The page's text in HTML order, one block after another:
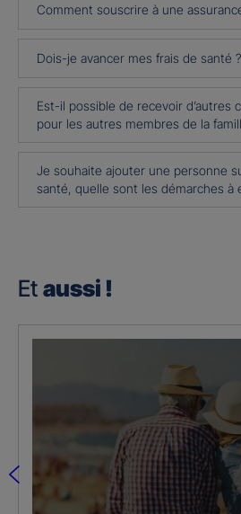
Comment souscrire à une
Dois-je avancer mes frais de santé ?
Est-il possible de recevoir d’autres
pour les autres membres de la
Je souhaite ajouter une personne
santé, quelle sont les démarches à
Et aussi !